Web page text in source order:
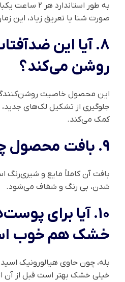
به طور
صورت شنا یا تعریق زیاد، این
8. آیا این
روشن می‌کند؟
این محصول خاصیت روشن‌کنندگی
جلوگیری از تشکیل لک‌های
کمک می‌کند.
9. بافت محصول چگونه است؟
بافت آن کاملاً مایع و
شدن، بی رنگ و شفاف می‌شود.
10. آیا برای
خشک هم خوب
بله، چون حاوی هیالورونیک
خیلی خشک بهتر است قبل از آن